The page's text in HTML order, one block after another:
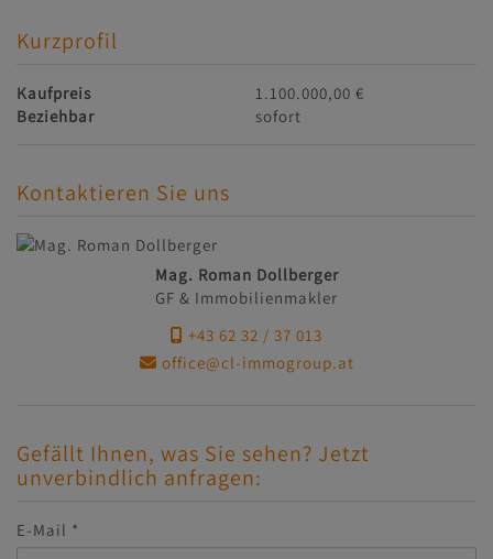
Kurzprofil
Kaufpreis
1.100.000,00 €
Beziehbar
sofort
Kontaktieren Sie uns
Mag. Roman Dollberger
GF & Immobilienmakler
+43 62 32 / 37 013
office@cl-immogroup.at
Gefällt Ihnen, was Sie sehen? Jetzt
unverbindlich anfragen:
E-Mail